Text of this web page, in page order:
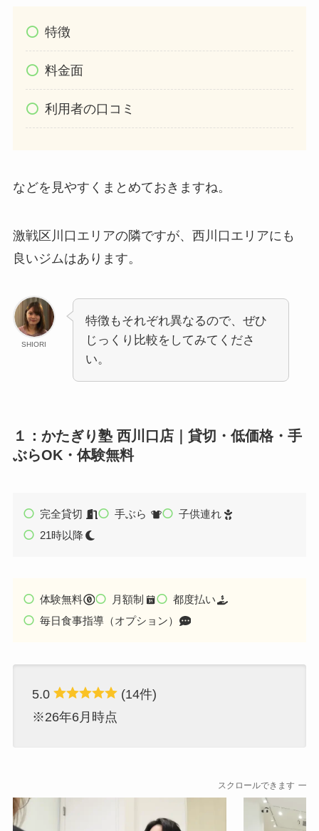
特徴
料金面
利用者の口コミ
などを見やすくまとめておきますね。
激戦区川口エリアの隣ですが、西川口エリアにも
良いジムはあります。
SHIORI
特徴もそれぞれ異なるので、ぜひ
じっくり比較をしてみてくださ
い。
１：かたぎり塾 西川口店｜貸切・低価格・手
ぶらOK・体験無料
完全貸切 手ぶら
子供連れ
21時以降
体験無料 月額制
都度払い
毎日食事指導（オプション）
5.0
(14件)
※26年6月時点
スクロールできます